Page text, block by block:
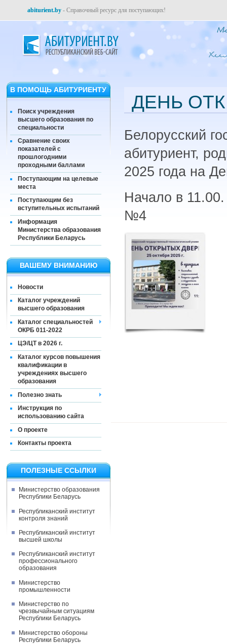
abiturient.by - Справочный ресурс для поступающих!
В ПОМОЩЬ АБИТУРИЕНТУ
Поиск учреждения
высшего образования по
специальности
Сравнение своих
показателей с
прошлогодними
проходными баллами
Поступающим на целевые
места
Поступающим без
вступительных испытаний
Информация
Министерства образования
Республики Беларусь
ВАШЕМУ ВНИМАНИЮ
Новости
Каталог учреждений
высшего образования
Каталог специальностей
ОКРБ 011-2022
ЦЭ/ЦТ в 2026 г.
Каталог курсов повышения
квалификации в
учреждениях высшего
образования
Полезно знать
Инструкция по
использованию сайта
О проекте
Контакты проекта
ПОЛЕЗНЫЕ ССЫЛКИ
Министерство образования
Республики Беларусь
Республиканский институт
контроля знаний
Республиканский институт
высшей школы
Республиканский институт
профессионального
образования
Министерство
промышленности
Министерство по
чрезвычайным ситуациям
Республики Беларусь
Министерство обороны
Республики Беларусь
ДЕНЬ
Белорусский
абитуриент,
2025 года на
Начало в
№4